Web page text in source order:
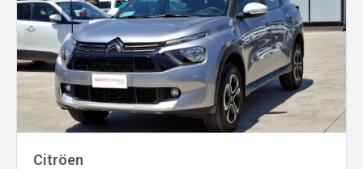
Citröen
Agregar un vehículo
Comparar